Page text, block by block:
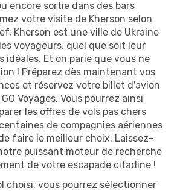
encore sortie dans des bars
votre visite de Kherson selon
Kherson est une ville de Ukraine
voyageurs, quel que soit leur
idéales. Et on parie que vous ne
! Préparez dès maintenant vos
et réservez votre billet d'avion
Voyages. Vous pourrez ainsi
les offres de vols pas chers
de compagnies aériennes
faire le meilleur choix. Laissez-
puissant moteur de recherche
de votre escapade citadine !
choisi, vous pourrez sélectionner